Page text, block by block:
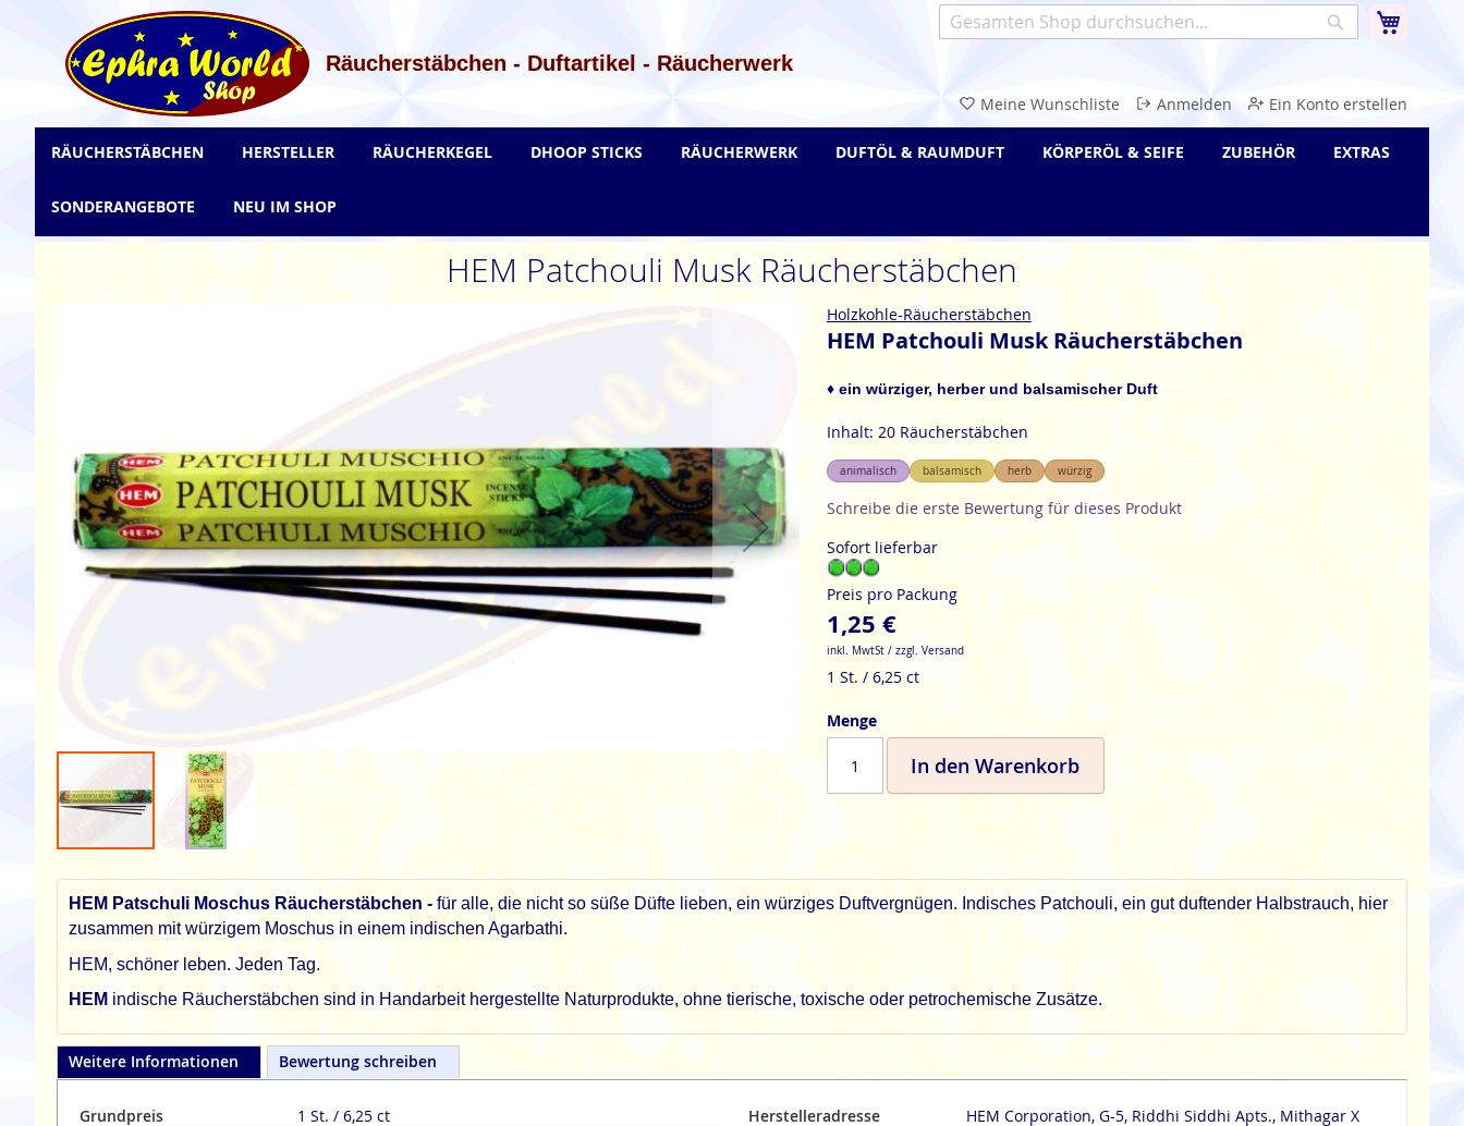
Suche
Räucherstäbchen - Duftartikel - Räucherwerk
Meine Wunschliste Anmelden Ein Konto erstellen
Inhalt
springen
HEM Patchouli Musk Räucherstäbchen
Anfang
der
Bildgalerie
Holzkohle-Räucherstäbchen
HEM Patchouli Musk Räucherstäbchen
♦ ein würziger, herber und balsamischer Duft
Inhalt: 20 Räucherstäbchen
animalisch balsamisch herb würzig
Schreibe die erste Bewertung für dieses Produkt
Sofort lieferbar
Preis pro Packung
1,25 €
inkl. MwtSt / zzgl. Versand
1 St. / 6,25 ct
Menge
In den Warenkorb
HEM Patschuli Moschus Räucherstäbchen - für alle, die nicht so süße Düfte lieben, ein würziges Duftvergnügen. Indisches Patchouli, ein gut duftender Halbstrauch, hier
zusammen mit würzigem Moschus in einem indischen Agarbathi.
HEM, schöner leben. Jeden Tag.
HEM indische Räucherstäbchen sind in Handarbeit hergestellte Naturprodukte, ohne tierische, toxische oder petrochemische Zusätze.
Weitere Informationen
Grundpreis
1 St. / 6,25 ct
Herstelleradresse
HEM Corporation, G-5, Riddhi Siddhi Apts., Mithagar X
Bewertung schreiben
RÄUCHERSTÄBCHEN HERSTELLER RÄUCHERKEGEL DHOOP STICKS RÄUCHERWERK DUFTÖL & RAUMDUFT KÖRPERÖL & SEIFE ZUBEHÖR EXTRAS
SONDERANGEBOTE NEU IM SHOP